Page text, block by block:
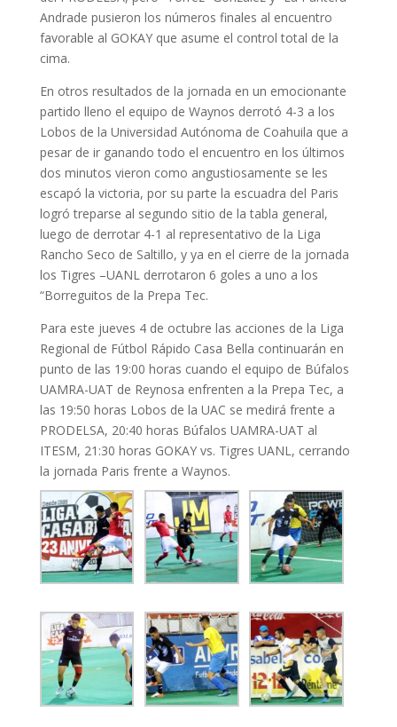
Andrade pusieron los números finales al encuentro
favorable al GOKAY que asume el control total de la
cima.
En otros resultados de la jornada en un emocionante
partido lleno el equipo de Waynos derrotó 4-3 a los
Lobos de la Universidad Autónoma de Coahuila que a
pesar de ir ganando todo el encuentro en los últimos
dos minutos vieron como angustiosamente se les
escapó la victoria, por su parte la escuadra del Paris
logró treparse al segundo sitio de la tabla general,
luego de derrotar 4-1 al representativo de la Liga
Rancho Seco de Saltillo, y ya en el cierre de la jornada
los Tigres –UANL derrotaron 6 goles a uno a los
“Borreguitos de la Prepa Tec.
Para este jueves 4 de octubre las acciones de la Liga
Regional de Fútbol Rápido Casa Bella continuarán en
punto de las 19:00 horas cuando el equipo de Búfalos
UAMRA-UAT de Reynosa enfrenten a la Prepa Tec, a
las 19:50 horas Lobos de la UAC se medirá frente a
PRODELSA, 20:40 horas Búfalos UAMRA-UAT al
ITESM, 21:30 horas GOKAY vs. Tigres UANL, cerrando
la jornada Paris frente a Waynos.